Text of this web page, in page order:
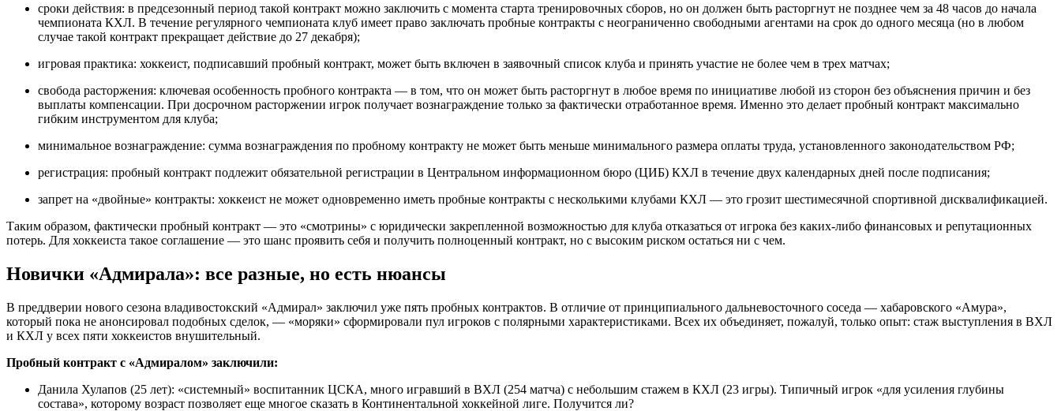
сроки действия: в предсезонный период такой контракт можно заключить с момента старта тренировочных сборов, но он должен быть расторгнут не позднее чем за 48 часов до начала
чемпионата КХЛ. В течение регулярного чемпионата клуб имеет право заключать пробные контракты с неограниченно свободными агентами на срок до одного месяца (но в любом
случае такой контракт прекращает действие до 27 декабря);
игровая практика: хоккеист, подписавший пробный контракт, может быть включен в заявочный список клуба и принять участие не более чем в трех матчах;
свобода расторжения: ключевая особенность пробного контракта — в том, что он может быть расторгнут в любое время по инициативе любой из сторон без объяснения причин и без
выплаты компенсации. При досрочном расторжении игрок получает вознаграждение только за фактически отработанное время. Именно это делает пробный контракт максимально
гибким инструментом для клуба;
минимальное вознаграждение: сумма вознаграждения по пробному контракту не может быть меньше минимального размера оплаты труда, установленного законодательством РФ;
регистрация: пробный контракт подлежит обязательной регистрации в Центральном информационном бюро (ЦИБ) КХЛ в течение двух календарных дней после подписания;
запрет на «двойные» контракты: хоккеист не может одновременно иметь пробные контракты с несколькими клубами КХЛ — это грозит шестимесячной спортивной дисквалификацией.
Таким образом, фактически пробный контракт — это «смотрины» с юридически закрепленной возможностью для клуба отказаться от игрока без каких-либо финансовых и репутационных
потерь. Для хоккеиста такое соглашение — это шанс проявить себя и получить полноценный контракт, но с высоким риском остаться ни с чем.
Новички «Адмирала»: все разные, но есть нюансы
В преддверии нового сезона владивостокский «Адмирал» заключил уже пять пробных контрактов. В отличие от принципиального дальневосточного соседа — хабаровского «Амура»,
который пока не анонсировал подобных сделок, — «моряки» сформировали пул игроков с полярными характеристиками. Всех их объединяет, пожалуй, только опыт: стаж выступления в ВХЛ
и КХЛ у всех пяти хоккеистов внушительный.
Пробный контракт с «Адмиралом» заключили:
Данила Хулапов (25 лет): «системный» воспитанник ЦСКА, много игравший в ВХЛ (254 матча) с небольшим стажем в КХЛ (23 игры). Типичный игрок «для усиления глубины
состава», которому возраст позволяет еще многое сказать в Континентальной хоккейной лиге. Получится ли?